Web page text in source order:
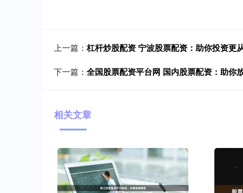
上一篇： 杠杆炒股配资 宁波股票配资：助你投资更
下一篇： 全国股票配资平台网 国内股票配资：助你
相关文章